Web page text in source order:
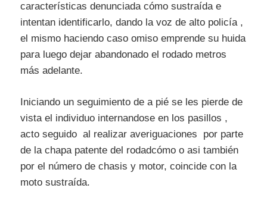
características denunciada cómo sustraída e
intentan identificarlo, dando la voz de alto policía ,
el mismo haciendo caso omiso emprende su huida
para luego dejar abandonado el rodado metros
más adelante.
Iniciando un seguimiento de a pié se les pierde de
vista el individuo internandose en los pasillos ,
acto seguido al realizar averiguaciones por parte
de la chapa patente del rodadcómo o asi también
por el número de chasis y motor, coincide con la
moto sustraída.